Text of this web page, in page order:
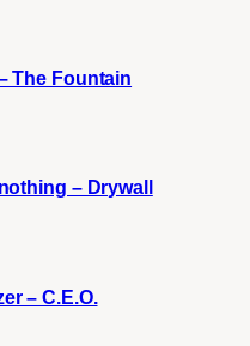
The Fountain
– Drywall
– C.E.O.